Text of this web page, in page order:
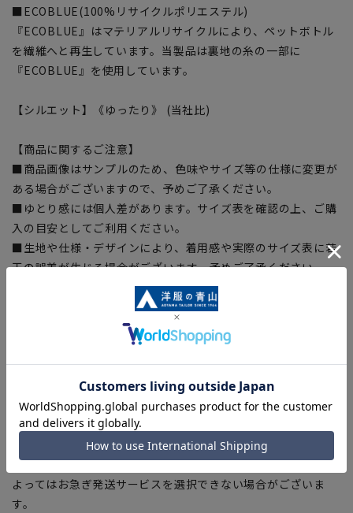
■ECOBLUE(100%リサイクルポリエステル)
『ECOBLUE』はマテリアルリサイクルにより、ペットボトル
を繊維へと再生しています。当製品は裏地の糸の一部に
『ECOBLUE』を使用しています。
【シルエット】《ゆったり》 (当社比)
【商品に関するご注意】
■商品画像はサンプルのため、色味やサイズ等の仕様に変更が
ある場合がございますので、予めご了承ください。
■ゆとり感には個人差があります。サイズ表を確認の上、ご購
入の目安としてご利用ください。
■生地や仕様・デザインにより、着用感や実際のサイズ表に若
干の誤差が生じる場合がございます。予めご了承ください。
■サイズスペックは仕上がりサイズを記載しております。一
部、商品現物におすすめサイズ(ヌードサイズ)を記載している
■ブラウザやお使いのモニター環境、また撮影時の室内外の光
加減により、実際の商品と掲載画像の色味が異なる場合がござ
■店舗や各モールサイトと商品在庫を共有しております関係
上、ご注文いただいたタイミングにより欠品が発生し、ご注文
を完了できない場合がございます。予めご了承ください。
■お急ぎ発送のご注文につきましても、ご注文のタイミングに
よってはお急ぎ発送サービスを選択できない場合がございま
す。